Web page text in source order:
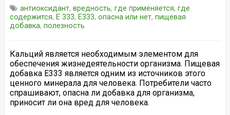
антиоксидант, вредность, где применяется, где
содержится, Е 333, Е333, опасна или нет, пищевая
добавка, полезность
Кальций является необходимым элементом для
обеспечения жизнедеятельности организма. Пищевая
добавка Е333 является одним из источников этого
ценного минерала для человека. Потребители часто
спрашивают, опасна ли добавка для организма,
приносит ли она вред для человека.